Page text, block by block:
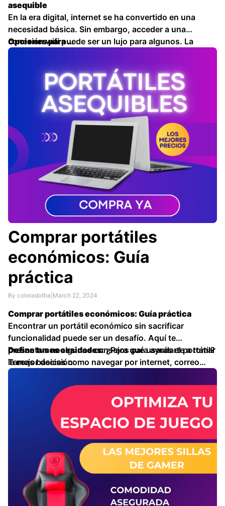
asequible
En la era digital, internet se ha convertido en una
necesidad básica. Sin embargo, acceder a una
conexión wifi puede ser un lujo para algunos. La
buena noticia es que existen alternativas para obtener
Opciones para …
Comprar portátiles
económicos: Guía
práctica
By coloradotha March 22, 2024
Comprar portátiles económicos: Guía práctica
Encontrar un portátil económico sin sacrificar
funcionalidad puede ser un desafío. Aquí te
presentamos algunos consejos para ayudarte a tomar
la mejor decisión:
Define tus necesidades:¿Para qué usarás el portátil?
Tareas básicas como navegar por internet, correo
electrónico y procesamiento de textos no requieren …